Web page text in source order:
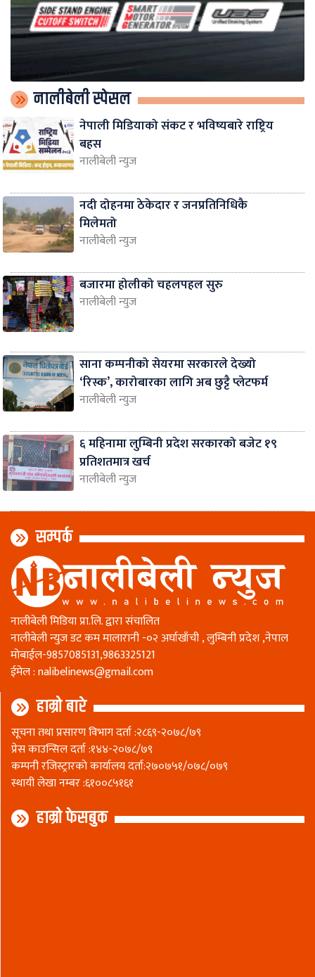
नालीबेली स्पेसल
नेपाली मिडियाको संकट र भविष्यबारे राष्ट्रिय
बहस
नालीबेली न्युज
नदी दोहनमा ठेकेदार र जनप्रतिनिधिकै
मिलेमतो
नालीबेली न्युज
बजारमा होलीको चहलपहल सुरु
नालीबेली न्युज
साना कम्पनीको सेयरमा सरकारले देख्यो
‘रिस्क’, कारोबारका लागि अब छुट्टै प्लेटफर्म
नालीबेली न्युज
६ महिनामा लुम्बिनी प्रदेश सरकारको बजेट १९
प्रतिशतमात्र खर्च
नालीबेली न्युज
सम्पर्क
नालीबेली मिडिया प्रा.लि. द्वारा संचालित
नालीबेली न्युज डट कम मालारानी -०२ अर्घाखाँची , लुम्बिनी प्रदेश ,नेपाल
माेबाईल-9857085131,9863325121
ईमेल :nalibelinews@gmail.com
हाम्रो बारे
सूचना तथा प्रसारण विभाग दर्ता :२८६९-२०७८/७९
प्रेस काउन्सिल दर्ता :१४४-२०७८/७९
कम्पनी रजिस्ट्रारकाे कार्यालय दर्ता:२७०७५१/०७८/०७९
स्थायी लेखा नम्बर :६१००८५१६१
हाम्रो फेसबुक